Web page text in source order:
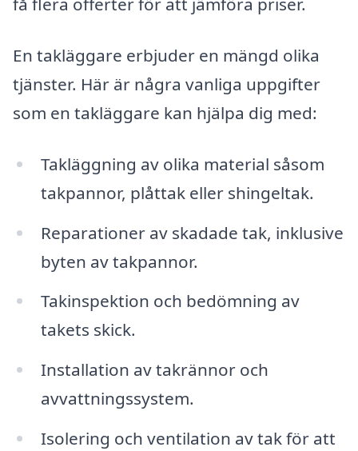
En takläggare erbjuder en mängd olika
tjänster. Här är några vanliga uppgifter
som en takläggare kan hjälpa dig med:
Takläggning av olika material såsom
takpannor, plåttak eller shingeltak.
Reparationer av skadade tak, inklusive
byten av takpannor.
Takinspektion och bedömning av
takets skick.
Installation av takrännor och
avvattningssystem.
Isolering och ventilation av tak för att